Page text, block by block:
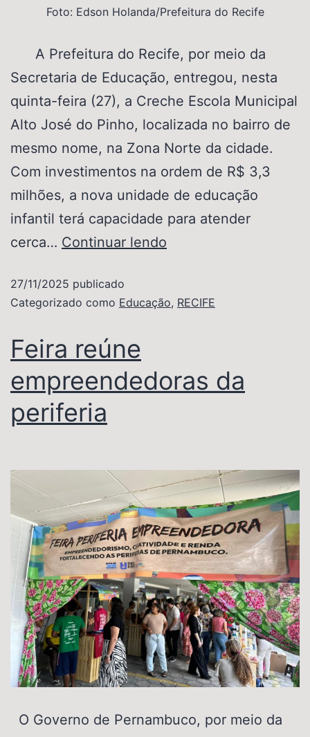
Foto: Edson Holanda/Prefeitura do Recife
A Prefeitura do Recife, por meio da
Secretaria de Educação, entregou, nesta
quinta-feira (27), a Creche Escola Municipal
Alto José do Pinho, localizada no bairro de
mesmo nome, na Zona Norte da cidade.
Com investimentos na ordem de R$ 3,3
milhões, a nova unidade de educação
infantil terá capacidade para atender
cerca… Continuar lendo
27/11/2025 publicado
Categorizado como Educação, RECIFE
Feira reúne
empreendedoras da
periferia
O Governo de Pernambuco, por meio da